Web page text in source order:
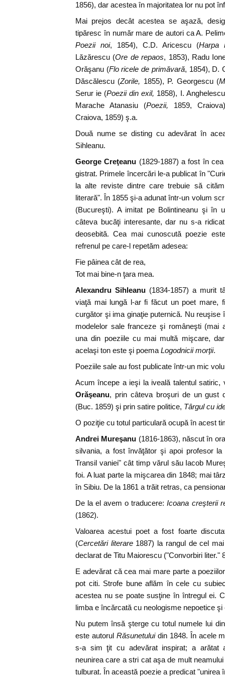
1856), dar acestea în majoritatea lor nu pot
Mai prejos decât acestea se aşază,
tipăresc în număr mare de autori ca A.
Poezii noi, 1854), C.D. Aricescu (Harpa
Lăzărescu (Ore de repaos, 1853), Radu
Orăşanu (Flo ricele de primăvară, 1854), D.
Dăscălescu (Zorile, 1855), P. Georgescu (
Serur ie (Poezii din exil, 1858), I.
Marache Atanasiu (Poezii, 1859,
Craiova, 1859) ş.a.
Două nume se disting cu adevărat în
Sihleanu.
George Creţeanu (1829-1887) a fost în
gistrat. Primele încercări le-a publicat în
la alte reviste dintre care trebuie să
literară". În 1855 şi-a adunat într-un volum
(Bucureşti). A imitat pe Bolintineanu şi în
câteva bucăţi interesante, dar nu s-a
deosebită. Cea mai cunoscută poezie
refrenul pe care-l repetăm adesea:
Fie pâinea cât de rea,
Tot mai bine-n ţara mea.
Alexandru Sihleanu (1834-1857) a murit
viaţă mai lungă l-ar fi făcut un poet mare,
curgător şi ima ginaţie puternică. Nu reuşise
modelelor sale franceze şi româneşti (mai
una din poeziile cu mai multă mişcare,
acelaşi ton este şi poema Logodnicii morţii.
Poeziile sale au fost publicate într-un mic
Acum începe a ieşi la iveală talentul
Orăşeanu, prin câteva broşuri de un gust
(Buc. 1859) şi prin satire politice, Târgul cu
O poziţie cu totul particulară ocupă în acest
Andrei Mureşanu (1816-1863), născut în
silvania, a fost învăţător şi apoi profesor
Transil vaniei" cât timp vărul său Iacob
foi. A luat parte la mişcarea din 1848; mai
în Sibiu. De la 1861 a trăit retras, ca
De la el avem o traducere: Icoana creşterii
(1862).
Valoarea acestui poet a fost foarte
(Cercetări literare1887) la rangul de cel
declarat de Titu Maiorescu ("Convorbiri liter."
E adevărat că cea mai mare parte a
pot citi. Strofe bune aflăm în cele cu
acestea nu se poate susţine în întregul ei.
limba e încărcată cu neologisme nepoetice
Nu putem însă şterge cu totul numele lui
este autorul Răsunetuluidin 1848. În acele
s-a sim ţit cu adevărat inspirat; a arătat
neunirea care a stri cat aşa de mult
tulburat. În această poezie a predicat